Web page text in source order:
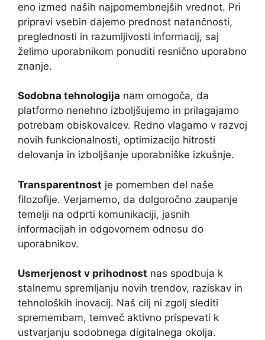
eno izmed naših najpomembnejših vrednot. Pri
pripravi vsebin dajemo prednost natančnosti,
preglednosti in razumljivosti informacij, saj
želimo uporabnikom ponuditi resnično uporabno
znanje.
Sodobna tehnologija nam omogoča, da
platformo nenehno izboljšujemo in prilagajamo
potrebam obiskovalcev. Redno vlagamo v razvoj
novih funkcionalnosti, optimizacijo hitrosti
delovanja in izboljšanje uporabniške izkušnje.
Transparentnost je pomemben del naše
filozofije. Verjamemo, da dolgoročno zaupanje
temelji na odprti komunikaciji, jasnih
informacijah in odgovornem odnosu do
uporabnikov.
Usmerjenost v prihodnost nas spodbuja k
stalnemu spremljanju novih trendov, raziskav in
tehnoloških inovacij. Naš cilj ni zgolj slediti
spremembam, temveč aktivno prispevati k
ustvarjanju sodobnega digitalnega okolja.